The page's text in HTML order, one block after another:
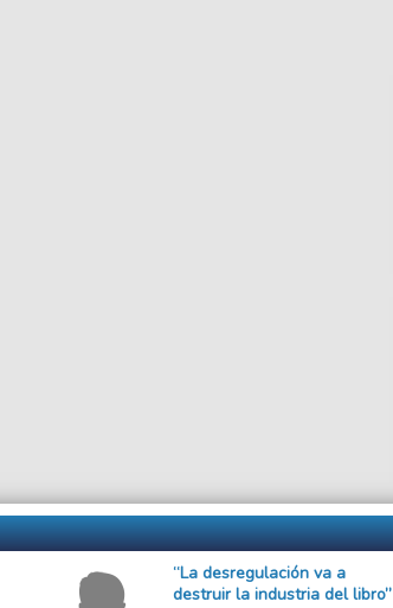
“La desregulación va a
destruir la industria del libro”